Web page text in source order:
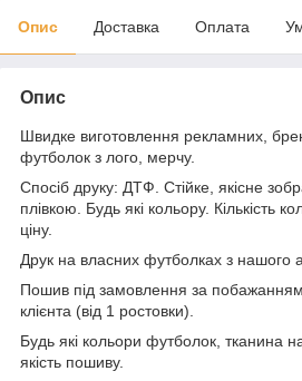
Опис Доставка Оплата
Опис
Швидке виготовлення рекламних,
футболок з лого, мерчу.
Спосіб друку: ДТФ. Стійке, якісне
плівкою. Будь які кольору. Кількість
ціну.
Друк на власних футболках з нашого
Пошив під замовлення за
клієнта (від 1 ростовки).
Будь які кольори футболок, тканина
якість пошиву.